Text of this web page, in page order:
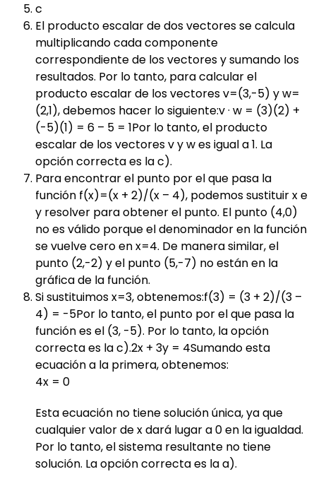
c
El producto escalar de dos vectores se calcula
multiplicando cada componente
correspondiente de los vectores y sumando los
resultados. Por lo tanto, para calcular el
producto escalar de los vectores v=(3,-5) y w=
(2,1), debemos hacer lo siguiente:v · w = (3)(2) +
(-5)(1) = 6 – 5 = 1Por lo tanto, el producto
escalar de los vectores v y w es igual a 1. La
opción correcta es la c).
Para encontrar el punto por el que pasa la
función f(x)=(x + 2)/(x – 4), podemos sustituir x e
y resolver para obtener el punto. El punto (4,0)
no es válido porque el denominador en la función
se vuelve cero en x=4. De manera similar, el
punto (2,-2) y el punto (5,-7) no están en la
gráfica de la función.
Si sustituimos x=3, obtenemos:f(3) = (3 + 2)/(3 –
4) = -5Por lo tanto, el punto por el que pasa la
función es el (3, -5). Por lo tanto, la opción
correcta es la c).2x + 3y = 4Sumando esta
ecuación a la primera, obtenemos:
4x = 0
Esta ecuación no tiene solución única, ya que
cualquier valor de x dará lugar a 0 en la igualdad.
Por lo tanto, el sistema resultante no tiene
solución. La opción correcta es la a).